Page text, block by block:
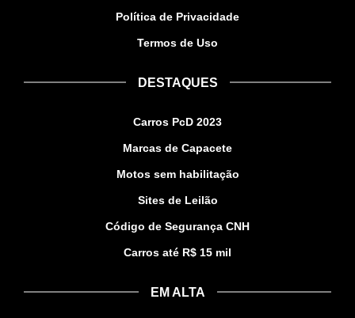
Política de Privacidade
Termos de Uso
DESTAQUES
Carros PcD 2023
Marcas de Capacete
Motos sem habilitação
Sites de Leilão
Código de Segurança CNH
Carros até R$ 15 mil
EM ALTA